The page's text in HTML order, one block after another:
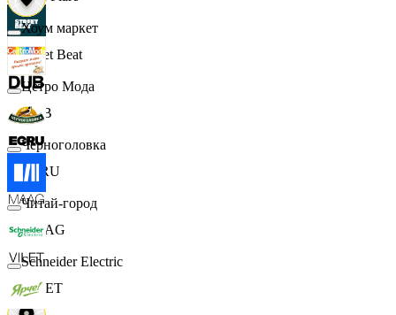
Street Beat
DUB
ECRU
MAAG
VILET
Хоум маркет
Цетро Мода
Черноголовка
Читай-город
Schneider Electric